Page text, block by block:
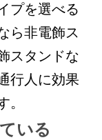
プを選べる
ら非電飾ス
スタンドな
行人に効果
。
いる